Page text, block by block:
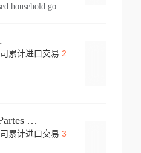
personal effect,used household goods
累计进口交易 2
Dpm Draexlmaier Partes Automotrices Corr Ind Huejotzingo
累计进口交易 3